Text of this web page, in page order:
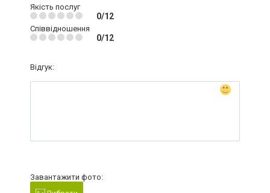
Якість послуг
0/12
Співвідношення
0/12
Відгук:
Завантажити фото: